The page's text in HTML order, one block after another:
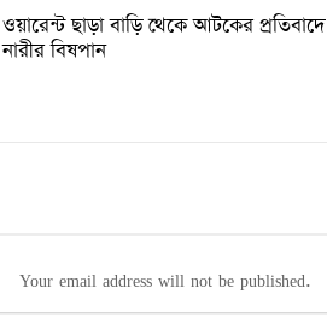
ওয়ারেন্ট ছাড়া বাড়ি থেকে আটকের প্রতিবাদে
নারীর বিষপান
Your email address will not be published.